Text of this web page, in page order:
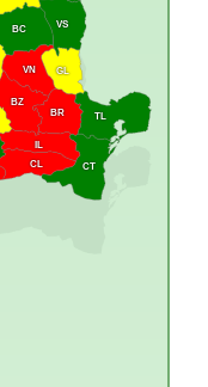
GL
BZ
BR TL
CT
VN
VS
BC
CL
IL